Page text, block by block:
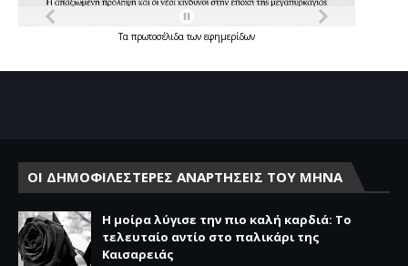
Τα πρωτοσέλιδατων εφημερίδων
ΟΙ ΔΗΜΟΦΙΛΕΣΤΕΡΕΣ ΑΝΑΡΤΗΣΕΙΣ ΤΟΥ ΜΗΝΑ
Η μοίρα λύγισε την πιο καλή καρδιά: Το
τελευταίο αντίο στο παλικάρι της
Καισαρειάς